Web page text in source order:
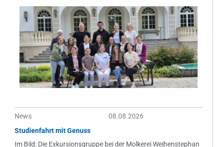
News
08.08.2026
Studienfahrt mit Genuss
Im Bild: Die Exkursionsgruppe bei der Molkerei Weihenstephan